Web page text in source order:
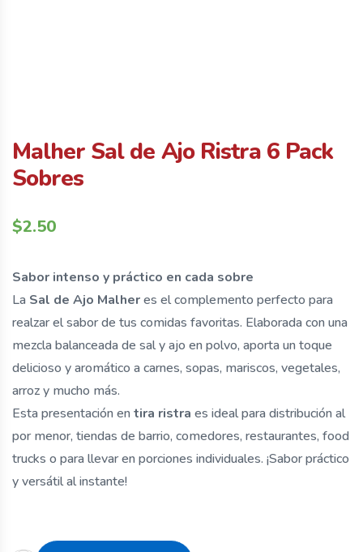
Malher Sal de Ajo Ristra 6 Pack
Sobres
$2.50
Sabor intenso y práctico en cada sobre
La Sal de Ajo Malheres el complemento perfecto para
realzar el sabor de tus comidas favoritas. Elaborada con una
mezcla balanceada de sal y ajo en polvo, aporta un toque
delicioso y aromático a carnes, sopas, mariscos, vegetales,
arroz y mucho más.
Esta presentación en tira ristra es ideal para distribución al
por menor, tiendas de barrio, comedores, restaurantes, food
trucks o para llevar en porciones individuales. ¡Sabor práctico
y versátil al instante!